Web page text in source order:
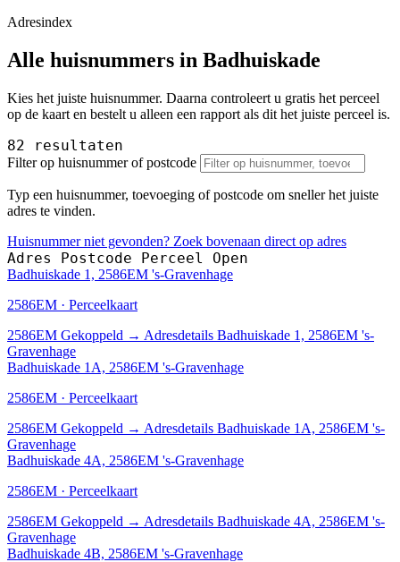
Adresindex
Alle huisnummers in Badhuiskade
Kies het juiste huisnummer. Daarna controleert u gratis het perceel
op de kaart en bestelt u alleen een rapport als dit het juiste perceel is.
82 resultaten
Filter op huisnummer of postcode
Typ een huisnummer, toevoeging of postcode om sneller het juiste
adres te vinden.
Huisnummer niet gevonden? Zoek bovenaan direct op adres
Adres Postcode Perceel Open
Badhuiskade 1, 2586EM 's-Gravenhage
2586EM · Perceelkaart
2586EM Gekoppeld → Adresdetails Badhuiskade 1, 2586EM 's-
Gravenhage
Badhuiskade 1A, 2586EM 's-Gravenhage
2586EM · Perceelkaart
2586EM Gekoppeld → Adresdetails Badhuiskade 1A, 2586EM 's-
Gravenhage
Badhuiskade 4A, 2586EM 's-Gravenhage
2586EM · Perceelkaart
2586EM Gekoppeld → Adresdetails Badhuiskade 4A, 2586EM 's-
Gravenhage
Badhuiskade 4B, 2586EM 's-Gravenhage